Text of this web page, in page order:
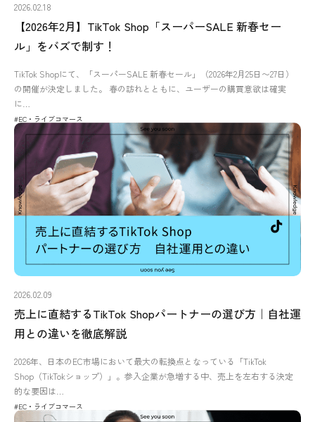
2026.02.18
【2026年2月】TikTok Shop「スーパーSALE 新春セー
ル」をバズで制す！
TikTok Shopにて、「スーパーSALE 新春セール」（2026年2月25日〜27日）
の開催が決定しました。 春の訪れとともに、ユーザーの購買意欲は確実
に…
#EC・ライブコマース
2026.02.09
売上に直結するTikTok Shopパートナーの選び方｜自社運
用との違いを徹底解説
2026年、日本のEC市場において最大の転換点となっている「TikTok
Shop（TikTokショップ）」。参入企業が急増する中、売上を左右する決定
的な要因は…
#EC・ライブコマース